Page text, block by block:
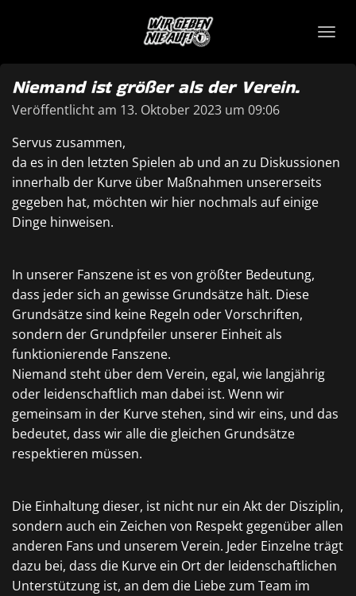
Niemand ist größer als der Verein.
Veröffentlicht am 13. Oktober 2023 um 09:06
Servus zusammen,
da es in den letzten Spielen ab und an zu Diskussionen
innerhalb der Kurve über Maßnahmen unsererseits
gegeben hat, möchten wir hier nochmals auf einige
Dinge hinweisen.
In unserer Fanszene ist es von größter Bedeutung,
dass jeder sich an gewisse Grundsätze hält. Diese
Grundsätze sind keine Regeln oder Vorschriften,
sondern der Grundpfeiler unserer Einheit als
funktionierende Fanszene.
Niemand steht über dem Verein, egal, wie langjährig
oder leidenschaftlich man dabei ist. Wenn wir
gemeinsam in der Kurve stehen, sind wir eins, und das
bedeutet, dass wir alle die gleichen Grundsätze
respektieren müssen.
Die Einhaltung dieser, ist nicht nur ein Akt der Disziplin,
sondern auch ein Zeichen von Respekt gegenüber allen
anderen Fans und unserem Verein. Jeder Einzelne trägt
dazu bei, dass die Kurve ein Ort der leidenschaftlichen
Unterstützung ist, an dem die Liebe zum Team im